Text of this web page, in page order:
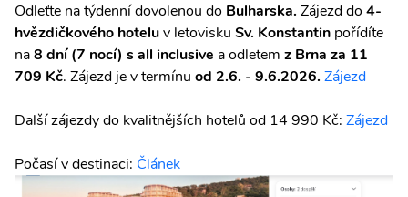
Odleťte na týdenní dovolenou do Bulharska. Zájezd do 4-
hvězdičkového hoteluv letovisku Sv. Konstantin pořídíte
na8 dní (7 nocí) s all inclusive a odletem z Brna za 11
709 Kč. Zájezd je v termínu od 2.6. - 9.6.2026. Zájezd
Další zájezdy do kvalitnějších hotelů od 14 990 Kč: Zájezd
Počasí v destinaci: Článek